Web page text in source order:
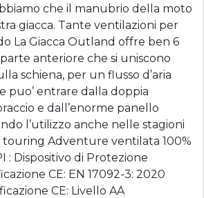
che il manubrio della moto
giacca. Tante ventilazioni per
La Giacca Outland offre ben 6
anteriore che si uniscono
schiena, per un flusso d’aria
puo’ entrare dalla doppia
e dall’enorme panello
l’utilizzo anche nelle stagioni
touring Adventure ventilata 100%
: Dispositivo di Protezione
CE: EN 17092-3: 2020
CE: Livello AA